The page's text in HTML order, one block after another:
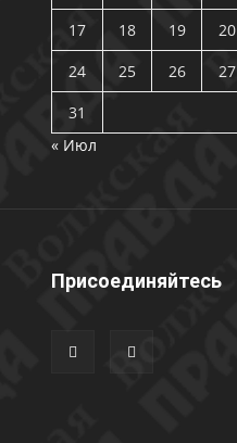
17
18 19 20
24
25 26 27
31
« Июл
Присоединяйтесь